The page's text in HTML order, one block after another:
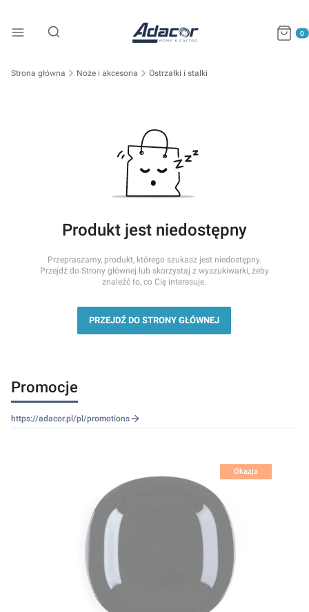
Otwórz wyszukiwarkę
Strona główna Noże i akcesoria Ostrzałki i stalki
Produkt jest niedostępny
Przepraszamy, produkt, którego szukasz jest niedostępny.
Przejdź do Strony głównej lub skorzystaj z wyszukiwarki, żeby
znaleźć to, co Cię interesuje.
PRZEJDŹ DO STRONY GŁÓWNEJ
Promocje
https://adacor.pl/pl/promotions
Okazja